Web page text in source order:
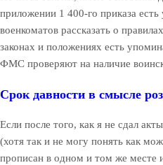
приложении 1 400-го приказа
военкоматов рассказать о
законах и положениях есть
ФМС проверяют на наличие
Срок давности в смысле
Если после того, как я не сдал
(хотя так и не могу понять как
прописан в одном и том же месте